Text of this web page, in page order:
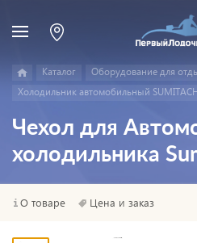
Каталог
Оборудование для
Холодильник автомобильный
Чехол для
холодильника
О товаре Цена и заказ